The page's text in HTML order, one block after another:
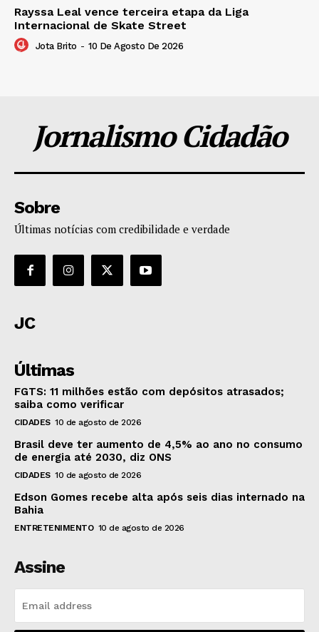
Rayssa Leal vence terceira etapa da Liga
Internacional de Skate Street
Jota Brito - 10 De Agosto De 2026
Jornalismo Cidadão
Sobre
Últimas notícias com credibilidade e verdade
JC
Últimas
FGTS: 11 milhões estão com depósitos atrasados;
saiba como verificar
CIDADES 10 de agosto de 2026
Brasil deve ter aumento de 4,5% ao ano no consumo
de energia até 2030, diz ONS
CIDADES 10 de agosto de 2026
Edson Gomes recebe alta após seis dias internado na
Bahia
ENTRETENIMENTO 10 de agosto de 2026
Assine